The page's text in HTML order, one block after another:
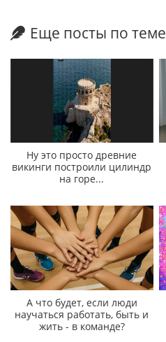
Еще посты по теме
Ну это просто древние
викинги построили цилиндр
на горе...
А что будет, если люди
научаться работать, быть и
жить - в команде?